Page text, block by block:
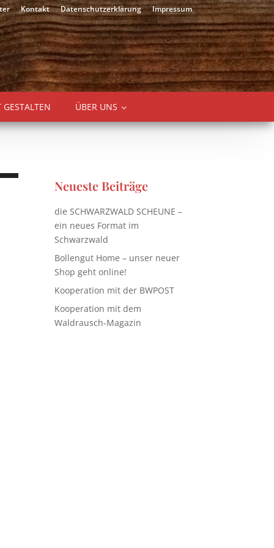
Kontakt Datenschutzerklärung Impressum
ÜBER UNS
Neueste Beiträge
die SCHWARZWALD SCHEUNE –
ein neues Format im
Schwarzwald
Bollengut Home – unser neuer
Shop geht online!
Kooperation mit der BWPOST
Kooperation mit dem
Waldrausch-Magazin